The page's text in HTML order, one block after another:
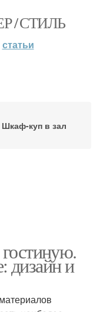
/ СТИЛЬ
статьи
Шкаф-куп в зал
дизайн и